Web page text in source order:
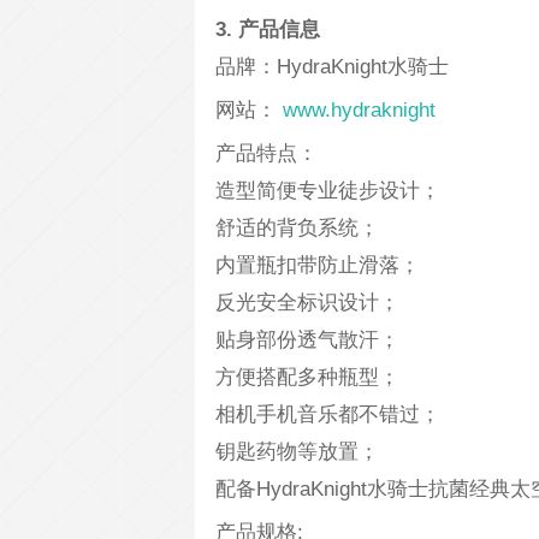
3. 产品信息
品牌：HydraKnight水骑士
网站： www.hydraknight
产品特点：
造型简便专业徒步设计；
舒适的背负系统；
内置瓶扣带防止滑落；
反光安全标识设计；
贴身部份透气散汗；
方便搭配多种瓶型；
相机手机音乐都不错过；
钥匙药物等放置；
配备HydraKnight水骑士抗菌经典太
产品规格: